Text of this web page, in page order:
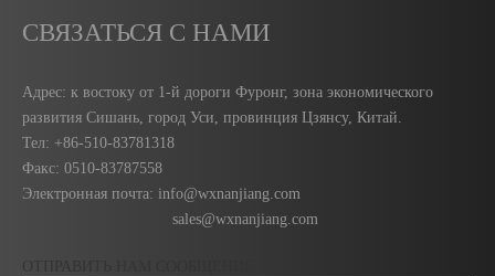
СВЯЗАТЬСЯ С НАМИ
Адрес: к востоку от 1-й дороги Фуронг, зона экономического
развития Сишань, город Уси, провинция Цзянсу, Китай.
Тел: +86-510-83781318
Факс: 0510-83787558
Электронная почта: info@wxnanjiang.com
sales@wxnanjiang.com